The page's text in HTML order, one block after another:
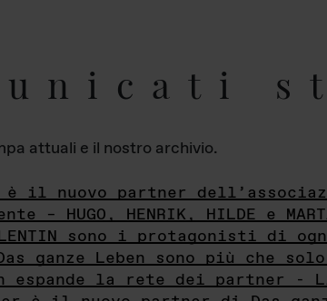
attuali e il nostro archivio.
è il nuovo partner
– HUGO, HENRIK, HILDE e
sono i protagonisti di
Das ganze Leben sono più che
espande la rete dei partner -